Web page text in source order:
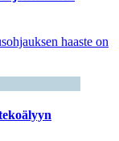
haaste on